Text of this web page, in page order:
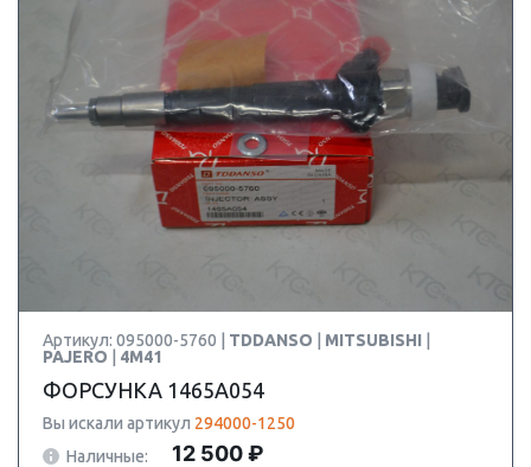
Артикул: 095000-5760 | TDDANSO MITSUBISHI
PAJERO
4M41
ФОРСУНКА 1465A054
Вы искали артикул 294000-1250
Наличные:
12 500 ₽